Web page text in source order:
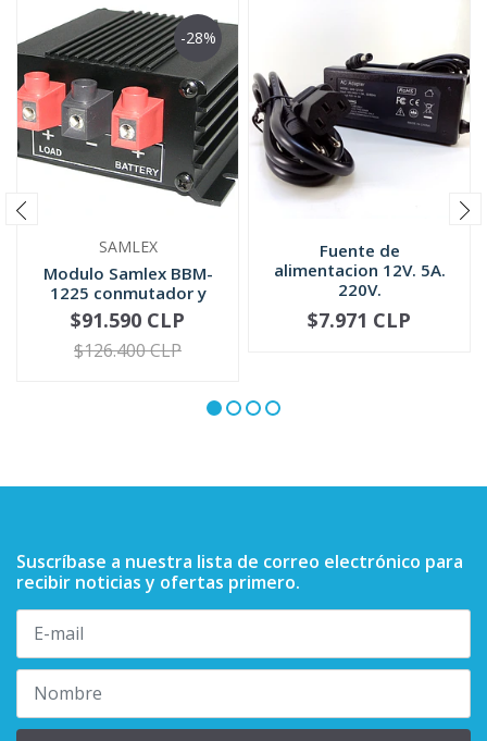
-28%
SAMLEX
Modulo Samlex BBM-
1225 conmutador y
cargador de...
+
$91.590 CLP
$126.400 CLP
Fuente de
alimentacion 12V. 5A.
220V.
+
$7.971 CLP
Suscríbase a nuestra lista de correo electrónico para
recibir noticias y ofertas primero.